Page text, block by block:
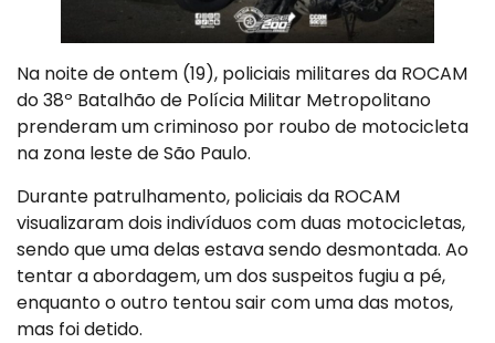
Na noite de ontem (19), policiais militares da ROCAM
do 38º Batalhão de Polícia Militar Metropolitano
prenderam um criminoso por roubo de motocicleta
na zona leste de São Paulo.
Durante patrulhamento, policiais da ROCAM
visualizaram dois indivíduos com duas motocicletas,
sendo que uma delas estava sendo desmontada. Ao
tentar a abordagem, um dos suspeitos fugiu a pé,
enquanto o outro tentou sair com uma das motos,
mas foi detido.